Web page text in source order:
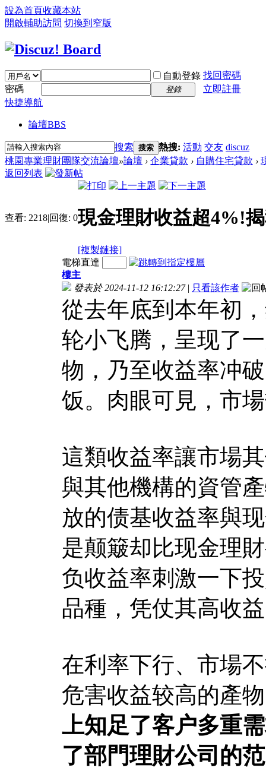
設為首頁收藏本站
開啟輔助訪問 切換到窄版
自動登錄 找回密碼
密碼
登錄
立即註冊
快捷導航
論壇BBS
搜索 搜索 熱搜: 活動 交友 discuz
桃園專業理財團隊交流論壇»論壇 › 企業貸款 › 自購住宅貸款 ›
返回列表
查看: 2218|回復: 0現金理財收益超4%!
[複製鏈接]
電梯直達
樓主
發表於 2024-11-12 16:12:27 | 只看該作者
從去年底到本年初
轮小飞腾，呈现了
物，乃至收益率冲
饭。肉眼可見，市
這類收益率讓市場
與其他機構的資管
放的债基收益率與
是颠簸却比现金理
负收益率刺激一下
品種，凭仗其高收
在利率下行、市場
危害收益较高的產
上知足了客户多重
了部門理財公司的